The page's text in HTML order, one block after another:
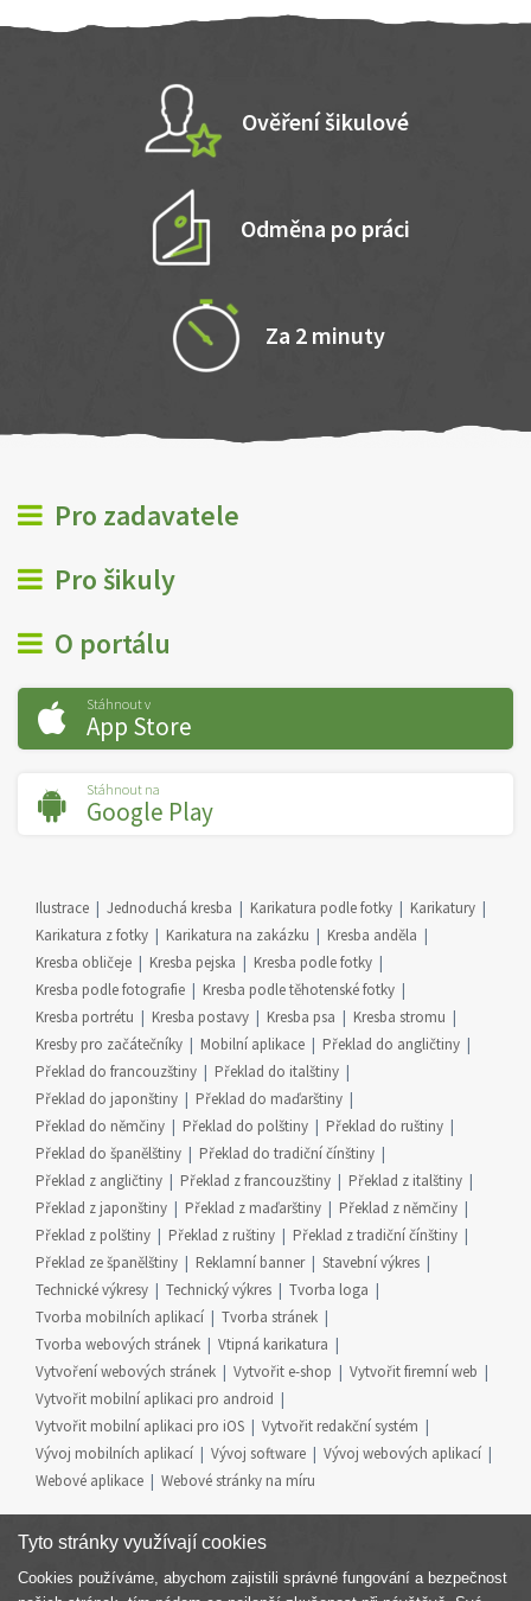
Ověření šikulové
Odměna po práci
Za 2 minuty
Pro zadavatele
Pro šikuly
O portálu
Stáhnout v
App Store
Stáhnout na
Google Play
Ilustrace Jednoduchá kresba Karikatura podle fotky
Karikatury
Karikatura z fotky
Karikatura na zakázku
Kresba anděla
Kresba obličeje
Kresba pejska
Kresba podle fotky
Kresba podle fotografie
Kresba podle těhotenské fotky
Kresba portrétu
Kresba postavy Kresba psa
Kresba stromu
Kresby pro začátečníky
Mobilní aplikace
Překlad do angličtiny
Překlad do francouzštiny
Překlad do italštiny
Překlad do japonštiny
Překlad do maďarštiny
Překlad do němčiny
Překlad do polštiny
Překlad do ruštiny
Překlad do španělštiny
Překlad do tradiční čínštiny
Překlad z angličtiny
Překlad z francouzštiny
Překlad z italštiny
Překlad z japonštiny
Překlad z maďarštiny
Překlad z němčiny
Překlad z polštiny
Překlad z ruštiny
Překlad z tradiční čínštiny
Překlad ze španělštiny
Reklamní banner
Stavební výkres
Technické výkresy
Technický výkres
Tvorba loga
Tvorba mobilních aplikací
Tvorba stránek
Tvorba webových stránek
Vtipná karikatura
Vytvoření webových stránek
Vytvořit e-shop
Vytvořit firemní web
Vytvořit mobilní aplikaci pro android
Vytvořit mobilní aplikaci pro iOS
Vytvořit redakční systém
Vývoj mobilních aplikací
Vývoj software
Vývoj webových aplikací
Webové aplikace
Webové stránky na míru
Tyto stránky využívají cookies
Cookies používáme, abychom zajistili správné fungování a bezpečnost